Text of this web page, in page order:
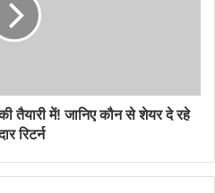
तैयारी में! जानिए कौन से शेयर दे रहे
रिटर्न